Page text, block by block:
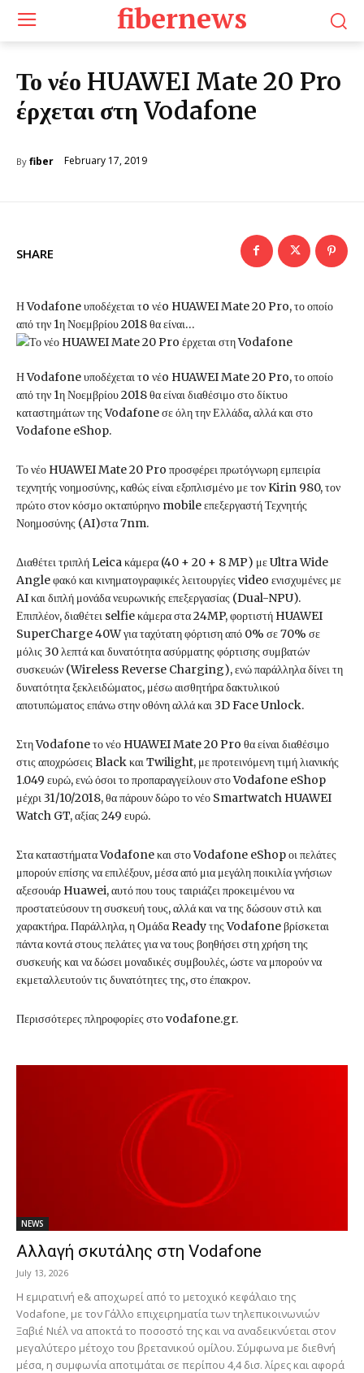
fibernews
Το νέο HUAWEI Mate 20 Pro
έρχεται στη Vodafone
By fiber February 17, 2019
SHARE
Η Vodafone υποδέχεται τo νέo HUAWEI Mate 20 Pro, το οποίο
από την 1η Νοεμβρίου 2018 θα είναι…
Η Vodafone υποδέχεται τo νέo HUAWEI Mate 20 Pro, το οποίο
από την 1η Νοεμβρίου 2018 θα είναι διαθέσιμο στο δίκτυο
καταστημάτων της Vodafone σε όλη την Ελλάδα, αλλά και στο
Vodafone eShop.
Το νέο HUAWEI Mate 20 Pro προσφέρει πρωτόγνωρη εμπειρία
τεχνητής νοημοσύνης, καθώς είναι εξοπλισμένο με τον Kirin 980, τον
πρώτο στον κόσμο οκταπύρηνο mobile επεξεργαστή Τεχνητής
Νοημοσύνης (AI)στα 7nm.
Διαθέτει τριπλή Leica κάμερα (40 + 20 + 8 MP) με Ultra Wide
Angle φακό και κινηματογραφικές λειτουργίες video ενισχυμένες με
AI και διπλή μονάδα νευρωνικής επεξεργασίας (Dual-NPU).
Επιπλέον, διαθέτει selfie κάμερα στα 24MP, φορτιστή HUAWEI
SuperCharge 40W για ταχύτατη φόρτιση από 0% σε 70% σε
μόλις 30 λεπτά και δυνατότητα ασύρματης φόρτισης συμβατών
συσκευών (Wireless Reverse Charging), ενώ παράλληλα δίνει τη
δυνατότητα ξεκλειδώματος, μέσω αισθητήρα δακτυλικού
αποτυπώματος επάνω στην οθόνη αλλά και 3D Face Unlock.
Στη Vodafone το νέο HUAWEI Mate 20 Pro θα είναι διαθέσιμο
στις αποχρώσεις Black και Twilight, με προτεινόμενη τιμή λιανικής
1.049 ευρώ, ενώ όσοι το προπαραγγείλουν στο Vodafone eShop
μέχρι 31/10/2018, θα πάρουν δώρο το νέο Smartwatch HUAWEI
Watch GT, αξίας 249 ευρώ.
Στα καταστήματα Vodafone και στο Vodafone eShop οι πελάτες
μπορούν επίσης να επιλέξουν, μέσα από μια μεγάλη ποικιλία γνήσιων
αξεσουάρ Huawei, αυτό που τους ταιριάζει προκειμένου να
προστατεύσουν τη συσκευή τους, αλλά και να της δώσουν στιλ και
χαρακτήρα. Παράλληλα, η Ομάδα Ready της Vodafone βρίσκεται
πάντα κοντά στους πελάτες για να τους βοηθήσει στη χρήση της
συσκευής και να δώσει μοναδικές συμβουλές, ώστε να μπορούν να
εκμεταλλευτούν τις δυνατότητες της, στο έπακρον.
Περισσότερες πληροφορίες στο vodafone.gr.
NEWS
Αλλαγή σκυτάλης στη Vodafone
July 13, 2026
Η εμιρατινή e& αποχωρεί από το μετοχικό κεφάλαιο της
Vodafone, με τον Γάλλο επιχειρηματία των τηλεπικοινωνιών
Ξαβιέ Νιέλ να αποκτά το ποσοστό της και να αναδεικνύεται στον
μεγαλύτερο μέτοχο του βρετανικού ομίλου. Σύμφωνα με διεθνή
μέσα, η συμφωνία αποτιμάται σε περίπου 4,4 δισ. λίρες και αφορά